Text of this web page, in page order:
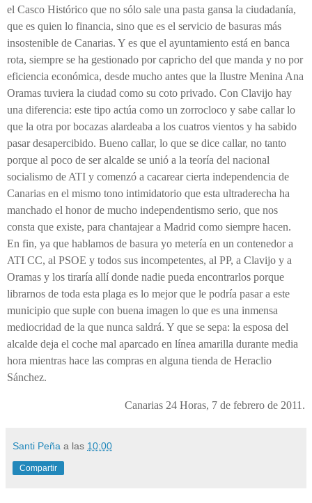
el Casco Histórico que no sólo sale una pasta gansa la ciudadanía,
que es quien lo financia, sino que es el servicio de basuras más
insostenible de Canarias. Y es que el ayuntamiento está en banca
rota, siempre se ha gestionado por capricho del que manda y no por
eficiencia económica, desde mucho antes que la Ilustre Menina Ana
Oramas tuviera la ciudad como su coto privado. Con Clavijo hay
una diferencia: este tipo actúa como un zorrocloco y sabe callar lo
que la otra por bocazas alardeaba a los cuatros vientos y ha sabido
pasar desapercibido. Bueno callar, lo que se dice callar, no tanto
porque al poco de ser alcalde se unió a la teoría del nacional
socialismo de ATI y comenzó a cacarear cierta independencia de
Canarias en el mismo tono intimidatorio que esta ultraderecha ha
manchado el honor de mucho independentismo serio, que nos
consta que existe, para chantajear a Madrid como siempre hacen.
En fin, ya que hablamos de basura yo metería en un contenedor a
ATI CC, al PSOE y todos sus incompetentes, al PP, a Clavijo y a
Oramas y los tiraría allí donde nadie pueda encontrarlos porque
librarnos de toda esta plaga es lo mejor que le podría pasar a este
municipio que suple con buena imagen lo que es una inmensa
mediocridad de la que nunca saldrá. Y que se sepa: la esposa del
alcalde deja el coche mal aparcado en línea amarilla durante media
hora mientras hace las compras en alguna tienda de Heraclio
Sánchez.
Canarias 24 Horas, 7 de febrero de 2011.
Santi Peña a las 10:00
Compartir